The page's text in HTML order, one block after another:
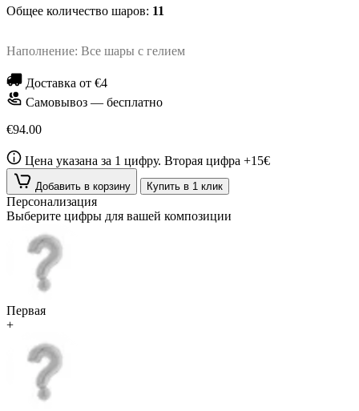
Общее количество шаров: 11
Наполнение: Все шары с гелием
Доставка от €4
Самовывоз — бесплатно
€94.00
Цена указана за 1 цифру. Вторая цифра +15€
Добавить в корзину Купить в 1 клик
Персонализация
Выберите цифры для вашей композиции
Первая
+